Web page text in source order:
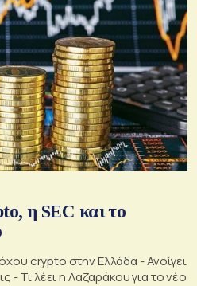
η SEC και το
crypto στην Ελλάδα - Ανοίγει
- Τι λέει η Λαζαράκου για το νέο